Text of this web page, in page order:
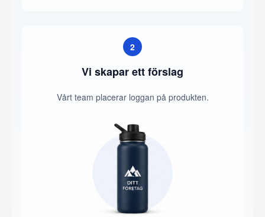
2
Vi skapar ett förslag
Vårt team placerar loggan på produkten.